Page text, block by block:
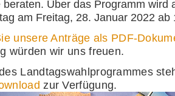
beraten. Über das Programm wird
am Freitag, 28. Januar 2022
unsere Anträge als PDF-
würden wir uns freuen.
Landtagswahlprogrammes
zur Verfügung.